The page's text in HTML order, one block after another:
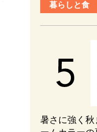
暮らしと食
暑さに強く秋